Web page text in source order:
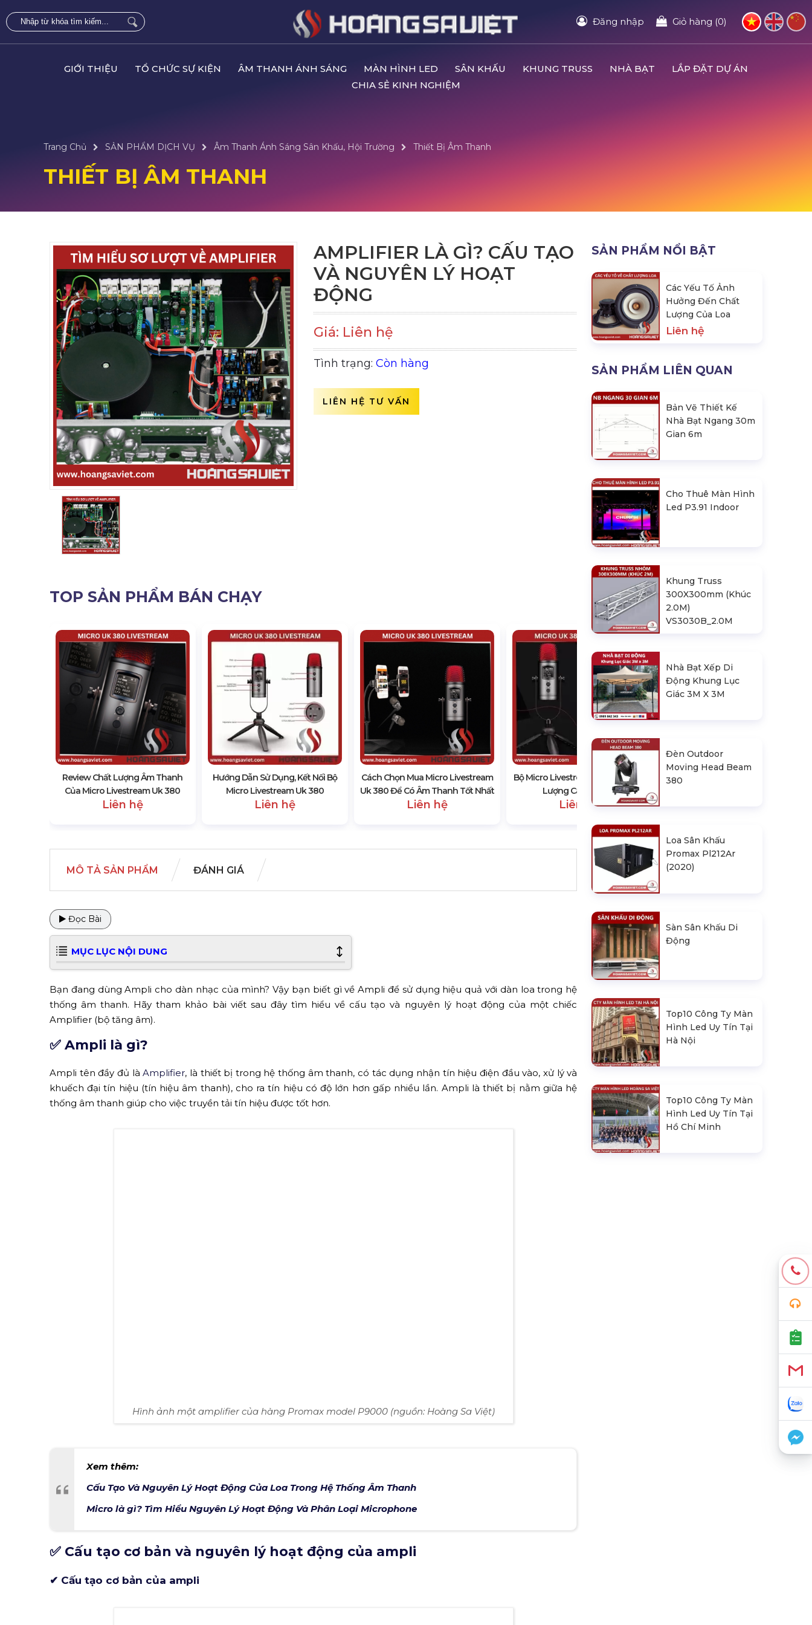
Đăng nhập Giỏ hàng (0)
GIỚI THIỆU TỔ CHỨC SỰ KIỆN ÂM THANH ÁNH SÁNG MÀN HÌNH LED SÂN KHẤU KHUNG TRUSS NHÀ BẠT
LẮP ĐẶT DỰ ÁN
CHIA SẺ KINH NGHIỆM
Trang Chủ SẢN PHẨM DỊCH VỤ Âm Thanh Ánh Sáng Sân Khấu, Hội Trường Thiết Bị Âm Thanh
THIẾT BỊ ÂM THANH
AMPLIFIER LÀ GÌ? CẤU TẠO
VÀ NGUYÊN LÝ HOẠT
ĐỘNG
Giá: Liên hệ
Tình trạng: Còn hàng
LIÊN HỆ TƯ VẤN
TOP SẢN PHẨM BÁN CHẠY
Review Chất Lượng Âm Thanh
Của Micro Livestream Uk 380
Liên hệ
Hướng Dẫn Sử Dụng, Kết Nối Bộ
Micro Livestream Uk 380
Liên hệ
Cách Chọn Mua Micro Livestream
Uk 380 Để Có Âm Thanh Tốt Nhất
Liên hệ
Bộ Micro Livestream Uk-380 Chất
Lượng Cao, Giá Tốt
Liên hệ
Liên hệ
MÔ TẢ SẢN PHẨM ĐÁNH GIÁ
Đọc Bài
MỤC LỤC NỘI DUNG
Bạn đang dùng Ampli cho dàn nhạc của mình? Vậy bạn biết gì về Ampli để sử dụng hiệu quả với dàn loa trong hệ
thống âm thanh. Hãy tham khảo bài viết sau đây tìm hiểu về cấu tạo và nguyên lý hoạt động của một chiếc
Amplifier (bộ tăng âm).
✅ Ampli là gì?
Ampli tên đầy đủ làAmplifier, là thiết bị trong hệ thống âm thanh, có tác dụng nhận tín hiệu điện đầu vào, xử lý và
khuếch đại tín hiệu (tín hiệu âm thanh), cho ra tín hiệu có độ lớn hơn gấp nhiều lần. Ampli là thiết bị nằm giữa hệ
thống âm thanh giúp cho việc truyền tải tín hiệu được tốt hơn.
SẢN PHẨM NỔI BẬT
Các Yếu Tố Ảnh
Hưởng Đến Chất
Lượng Của Loa
Liên hệ
SẢN PHẨM LIÊN QUAN
Bản Vẽ Thiết Kế
Nhà Bạt Ngang 30m
Gian 6m
Cho Thuê Màn Hình
Led P3.91 Indoor
Khung Truss
300X300mm (Khúc
2.0M)
VS3030B_2.0M
Nhà Bạt Xếp Di
Động Khung Lục
Giác 3M X 3M
Đèn Outdoor
Moving Head Beam
380
Loa Sân Khấu
Promax Pl212Ar
(2020)
Sàn Sân Khấu Di
Động
Top10 Công Ty Màn
Hình Led Uy Tín Tại
Hà Nội
Top10 Công Ty Màn
Hình Led Uy Tín Tại
Hồ Chí Minh